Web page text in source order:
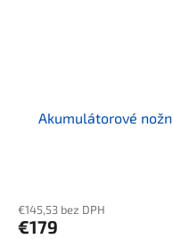
Akumulátorové
€145,53 bez DPH
€179